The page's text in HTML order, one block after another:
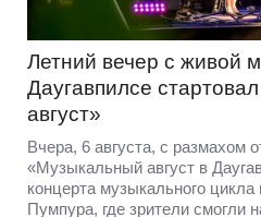
Летний вечер с живой
Даугавпилсе
август»
Вчера, 6 августа, с размахом
«Музыкальный август в
концерта музыкального
Пумпура, где зрители смогли